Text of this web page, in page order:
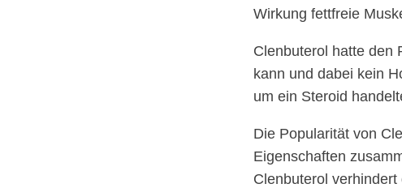
Wirkung fettfreie
Clenbuterol hatte den
kann und dabei kein
um ein Steroid
Die Popularität von
Eigenschaften
Clenbuterol